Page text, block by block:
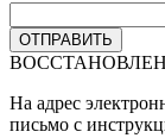
На адрес
письмо с